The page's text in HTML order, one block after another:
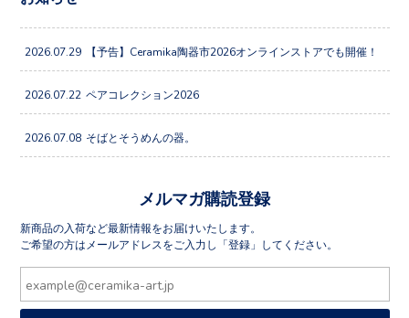
【予告】Ceramika陶器市2026オンラインストアでも開催！
そばとそうめんの器。
メルマガ購読登録
新商品の入荷など最新情報をお届けいたします。
ご希望の方はメールアドレスをご入力し「登録」してください。